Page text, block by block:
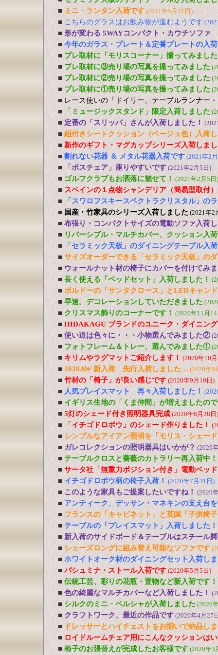
■ ミニ・ランタン入荷です (2021年5月21日)
■ こちらのグラスはお飲み物が進むようです
■ 形が変わる 5WAYコンパクト・カウチソファ
■ 今年のガラス・プレート＆定番プレートの入
■ プレ取材に「モリスコーナー」撮ってみました
■ プレ取材に③売り場の写真を撮ってみました
■ プレ取材に②売り場の写真を撮ってみました
■ プレ取材に①売り場の写真を撮ってみました
■ レース使いの「ドイリー、テーブルランナー
■
「ミュージックスタンド」限定入荷しました
■ 定番の「スリッパ」さんが入荷しました！
■ 紐付きシートクッション（ベージュ色）入荷
■ 新作のギフト・マグカップシリーズ入荷しま
■ 割れない花器 ＆ メタル花器入荷です (2021年2
■ 「ボスチェア」座りやすいです (2021年2月5日)
■ ゴルフクラブもお洒落に魅せて！ (2021年2月5日)
■ スペインの１点物シャンデリア（簡易型取付
■
「スワロフスキースペクトラクリスタル」の
■ 国産・竹家具のシリーズ入荷しました (2021年2
■ 布張り・コンパクトサイズの電動ソファ入荷
■ リバーシブル・マルチカバー、クッション入
■
「セラミック天板」のダイニングテーブル入
■ サイズオーダーできる「セラミック天板」の
■ ウォールナット材の椅子にカバーを付けてみ
■ 長く使える「ベッドセット」入荷しました！
■ ボルドーの「サンタクロース」とLEDキャン
■ 早速、デコレーションしていただきました
■ クリスマス飾りのコーナーです！ (2020年11月
■ HIDAKAGU ブランドのユニーク・ダイニン
■ 使い道は色々に・・・小物選んでみました②
■ フォトフレーム＆トレー、選んでみました①
■ キリムやラグマットご紹介します！ (2020年10
■ 2020AW 新入荷 先行入荷しました… (2020年9
■ 竹材の「椅子」が良い感じです (2020年9月10日)
■ 人気プレイスマット 再々入荷しました！
■ イギリス生地の「くま仲間」が増えましたの
■ 5灯のシェード付き照明器具完成 (2020年8月28日)
■ 「イチゴドロボウ」のシェード作りました！
■ シンプルなアイアン照明を「モリス・シェー
■ ガレコレクションの照明器具はいかが？ (2020
■ テーブルクロスと薔薇のカトラリー再入荷中！
■ サータ社「無重力ポジション付き」電動ベッ
■ イチゴドロボウ柄の椅子入荷！ (2020年7月31日)
■ このような家具もご提案したいですね！ (2020
■ アンティーク、デッサン・マネキンの支え台
■ フランスの「キャビネット」と英国「子供椅
■ テーブルの「プレイスマット」入荷しました！
■ 新入荷のサイドボード＆テーブルはスチール
■ シェーズロングに組み替え可能なソファです
■ ホワイトオーク材のダイニングセット入荷し
■ パシュミナ・ストール入荷です (2020年5月5日)
■ 伝統工芸、彩りの花瓶・置物など新入荷です！
■ 色の綺麗なマルチカバーなど入荷しました！
■ シルクのミニ・ペルシャが入荷しました (2020
■ クラフトワーク、最近の作品です (2020年4月27
■
ドレッサーとハイチェストをお揃いで納品し
■ ロイドルームチェア用にこんなクッションは
■ 椅子のお張替えが完成したお客様です (2020年3